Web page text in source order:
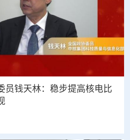
员钱天林：稳步提高核电比